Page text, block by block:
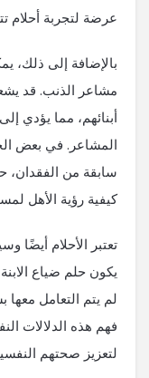
عرضة لتجربة أحلام
بالإضافة إلى ذلك،
مشاعر الذنب. قد
أبنائهم، مما يؤدي
المشاعر. في بعض
سابقة من الفقدان،
كيفية رؤية الأهل
تعتبر الأحلام أيضًا
يكون حلم ضياع
لم يتم التعامل
فهم هذه الدلالات
لتعزيز صحتهم